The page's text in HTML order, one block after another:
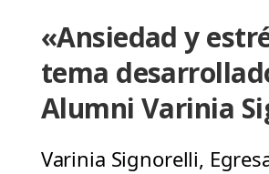
«Ansiedad y
tema
Alumni Varinia
Varinia Signorelli,